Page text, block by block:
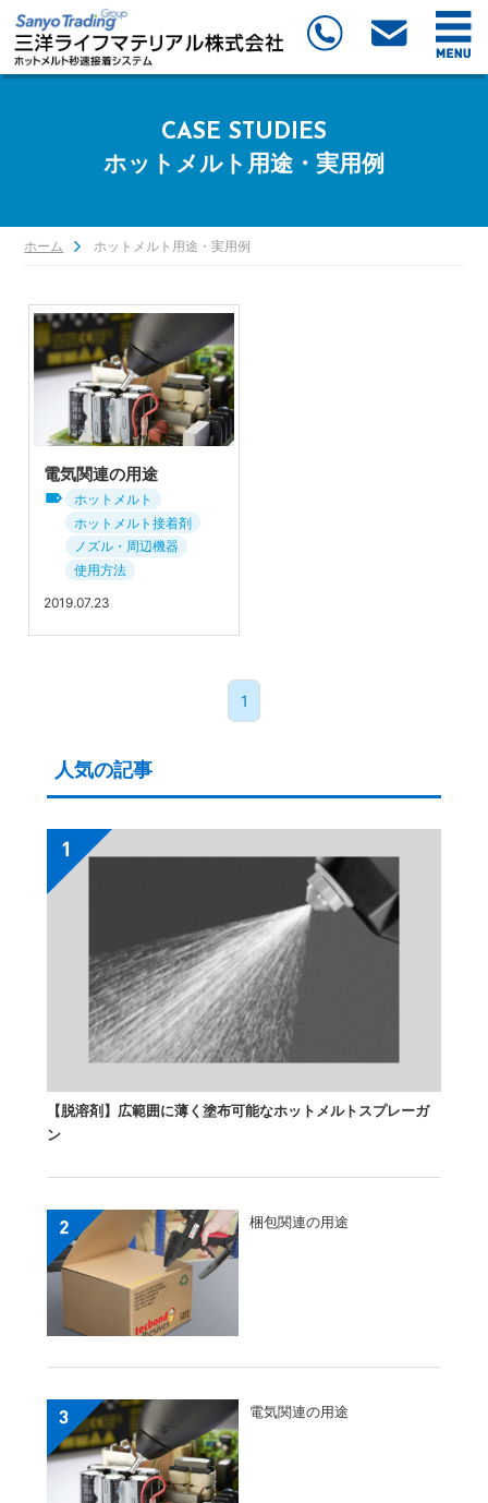
CASE STUDIES
ホットメルト用途・実用例
ホーム ホットメルト用途・実用例
電気関連の用途
ホットメルト
ホットメルト接着剤
ノズル・周辺機器
使用方法
2019.07.23
1
人気の記事
【脱溶剤】広範囲に薄く塗布可能なホットメルトスプレーガ
ン
梱包関連の用途
電気関連の用途